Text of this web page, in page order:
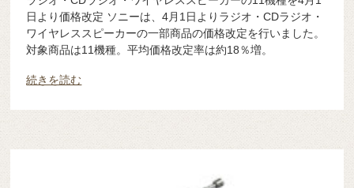
日より価格改定 ソニーは、4月1日よりラジオ・CDラジオ・
ワイヤレススピーカーの一部商品の価格改定を行いました。
対象商品は11機種。平均価格改定率は約18％増。
続きを読む